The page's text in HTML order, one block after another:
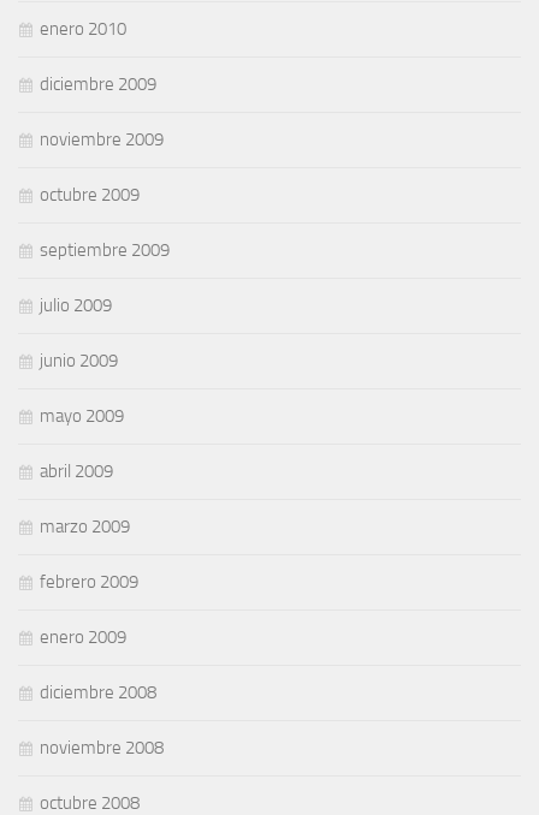
enero 2010
diciembre 2009
noviembre 2009
octubre 2009
septiembre 2009
julio 2009
junio 2009
mayo 2009
abril 2009
marzo 2009
febrero 2009
enero 2009
diciembre 2008
noviembre 2008
octubre 2008